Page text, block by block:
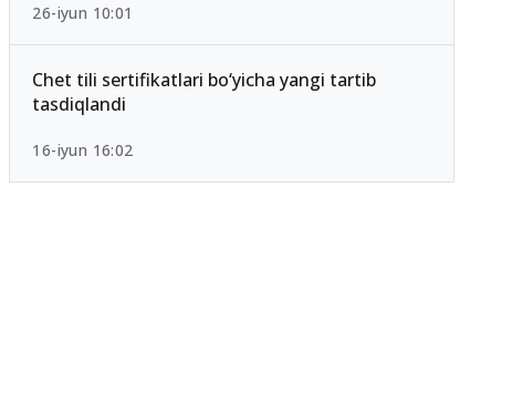
26-iyun 10:01
Chet tili sertifikatlari bo‘yicha yangi tartib
tasdiqlandi
16-iyun 16:02